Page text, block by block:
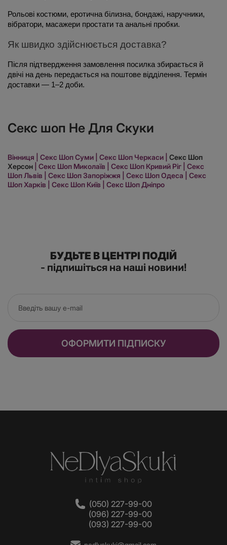
Рольові костюми, еротична білизна, бондажі, наручники,
вібратори, масажери простати та анальні пробки.
Як швидко здійснюється доставка?
Після підтвердження замовлення посилка збирається й
двічі на день передається на поштове відділення. Термін
доставки — 1–2 доби.
Секс шоп Не Для Скуки
Вінниця Секс Шоп Суми Секс Шоп Черкаси
Секс Шоп
Херсон
Секс Шоп Миколаїв Секс Шоп Кривий Ріг
Секс
Шоп Львів
Секс Шоп Запоріжжя Секс Шоп Одеса
Секс
Шоп Харків
Секс Шоп Київ Секс Шоп Дніпро
БУДЬТЕ В ЦЕНТРІ ПОДІЙ
- підпишіться на наші новини!
ОФОРМИТИ ПІДПИСКУ
(050) 227-99-00
(096) 227-99-00
(093) 227-99-00